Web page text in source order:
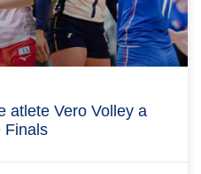
atlete Vero Volley a
Finals